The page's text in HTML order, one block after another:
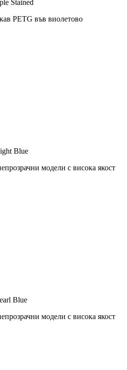
Stained
PETG във виолетово
Blue
модели с висока якост
Blue
модели с висока якост